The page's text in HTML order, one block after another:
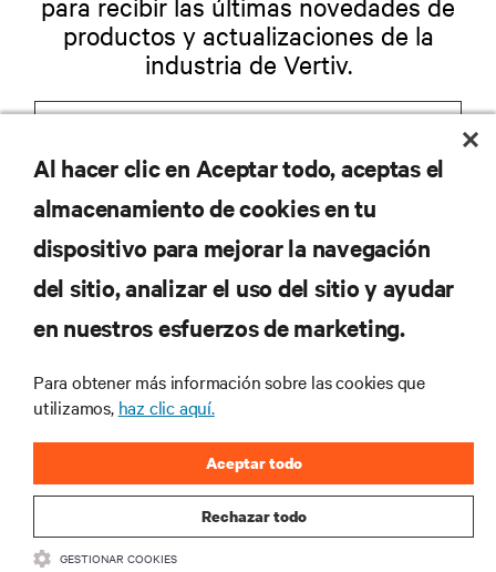
productos y actualizaciones de la
industria de Vertiv.
RECURSOS
SOPORTE
CORPORATIVO
Al hacer clic en Aceptar todo, aceptas el
almacenamiento de cookies en tu
dispositivo para mejorar la navegación
del sitio, analizar el uso del sitio y ayudar
en nuestros esfuerzos de marketing.
Para obtener más información sobre las cookies que
utilizamos, haz clic aquí.
Rechazar todo
Aceptar todo
GESTIONAR COOKIES